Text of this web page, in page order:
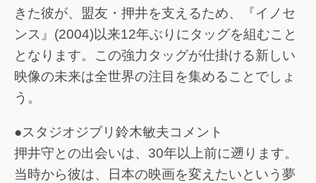
きた彼が、盟友・押井を支えるため、『イノセ
ンス』(2004)以来12年ぶりにタッグを組むこと
となります。この強力タッグが仕掛ける新しい
映像の未来は全世界の注目を集めることでしょ
う。
●スタジオジブリ鈴木敏夫コメント
押井守との出会いは、30年以上前に遡ります。
当時から彼は、日本の映画を変えたいという夢